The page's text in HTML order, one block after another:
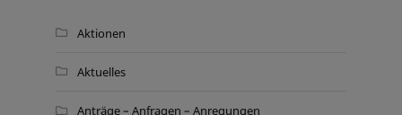
Aktionen
Aktuelles
Anträge – Anfragen – Anregungen